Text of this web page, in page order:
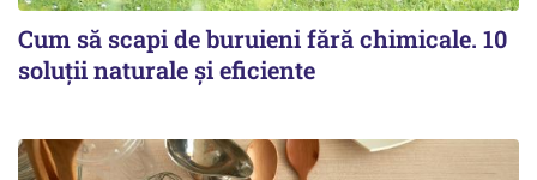
Cum să scapi de buruieni fără chimicale. 10
soluții naturale și eficiente